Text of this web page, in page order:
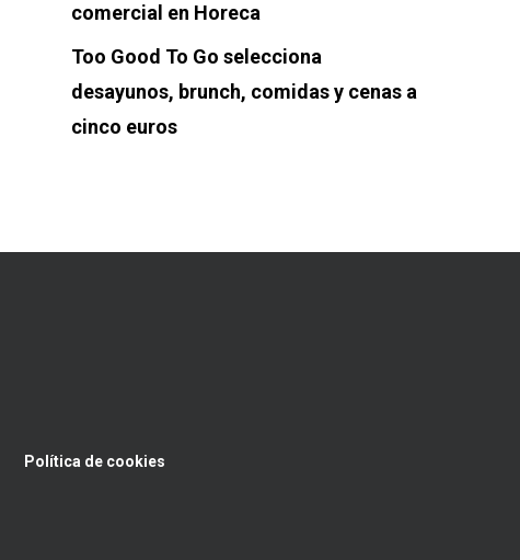
comercial en Horeca
Too Good To Go selecciona
desayunos, brunch, comidas y cenas a
cinco euros
Política de cookies